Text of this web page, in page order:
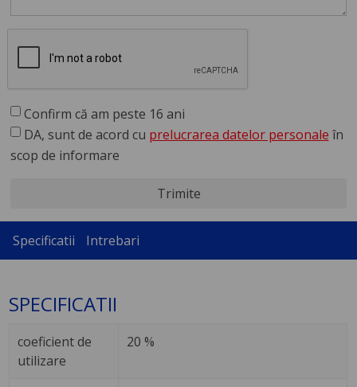
Confirm că am peste 16 ani
DA, sunt de acord cu prelucrarea datelor personale în
scop de informare
Trimite
Specificatii Intrebari
SPECIFICATII
coeficient de
utilizare
20 %